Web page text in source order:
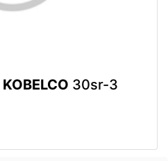
KOBELCO 30sr-3